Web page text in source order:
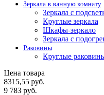
Зеркала в ванную комнату
Зеркала с
Круглые зеркала
Шкафы-зеркало
Зеркала с
Раковины
Круглые
Цена товара
8315,55 руб.
9 783 руб.